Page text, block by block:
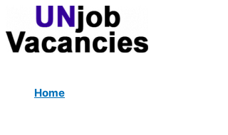
content
Home
Menu
Toggle
navigation